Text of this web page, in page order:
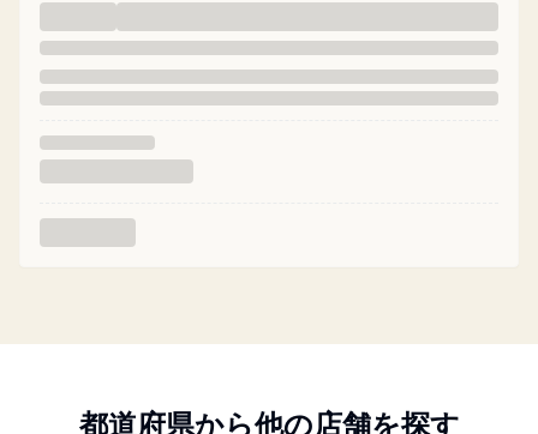
都道府県から他の店舗を探す